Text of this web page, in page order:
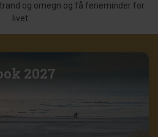
og omegn og få ferieminder for
livet.
2027